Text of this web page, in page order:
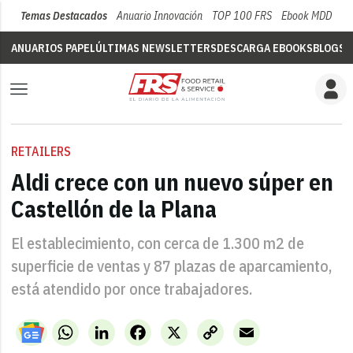
Temas Destacados Anuario Innovación TOP 100 FRS Ebook MDD
ANUARIOS PAPELÚLTIMAS NEWSLETTERSDESCARGA EBOOKSBLOGS
RETAILERS
Aldi crece con un nuevo súper en
Castellón de la Plana
El establecimiento, con cerca de 1.300 m2 de
superficie de ventas y 87 plazas de aparcamiento,
está atendido por once trabajadores.
WhatsAppLinkedIn X
Facebook
Copy
Link
Email